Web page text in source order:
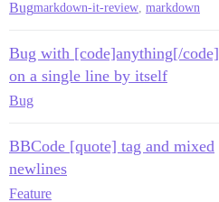
Bugmarkdown-it-review, markdown
Bug with [code]anything[/code]
on a single line by itself
Bug
BBCode [quote] tag and mixed
newlines
Feature